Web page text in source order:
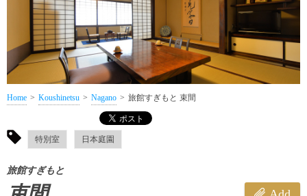
Home Koushinetsu Nagano 旅館すぎもと 束間
特別室 日本庭園
旅館すぎもと